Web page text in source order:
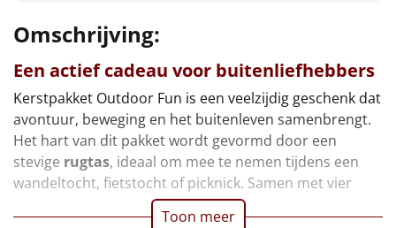
Deken (fleece plaid)
Alle artikelen
Overige
Ideeën
Personeel
Omschrijving:
Een actief cadeau voor buitenliefhebbers
Kerstpakket Outdoor Fun is een veelzijdig geschenk dat
avontuur, beweging en het buitenleven samenbrengt.
Het hart van dit pakket wordt gevormd door een
stevige rugtas, ideaal om mee te nemen tijdens een
wandeltocht, fietstocht of picknick. Samen met vier
Toon meer